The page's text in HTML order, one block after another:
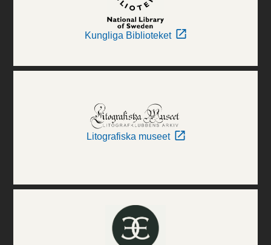
Kungliga Biblioteket
Litografiska museet